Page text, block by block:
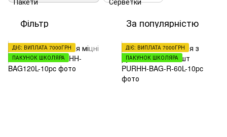
Фільтр За популярністю
ДІЄ: ВИПЛАТА 7000ГРН
ПАКУНОК ШКОЛЯРА
ДІЄ: ВИПЛАТА 7000ГРН
ПАКУНОК ШКОЛЯРА